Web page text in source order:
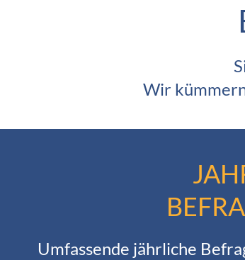
Wir
Umfassende jährliche